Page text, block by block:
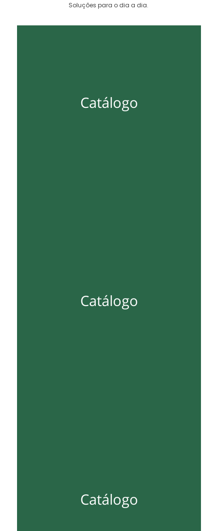
Soluções para o dia a dia.
Catálogo
Catálogo
Catálogo